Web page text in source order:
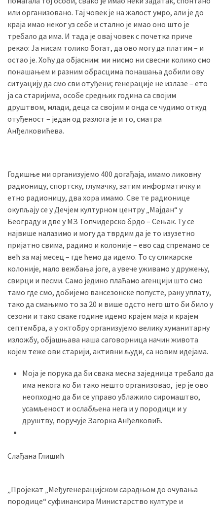
или организовано. Тај човек је на жалост умро, али је до
краја имао неког уз себе и стално је имао оно што је
требало да има. И тада је овај човек с почетка приче
рекао: Ја нисам толико богат, да ово могу да платим – и
остао је. Хоћу да објасним: ми нисмо ни свесни колико смо
понашањем и разним обрасцима понашања добили ову
ситуацију да смо сви отуђени; генерације не излазе – ето
ја са старијима, особе средњих година са својим
друштвом, млади, деца са својим и онда се чудимо откуд
отуђеност – један од разлога је и то, сматра
Анђелковићева.
Годишње ми организујемо 400 догађаја, имамо ликовну
радионицу, спортску, глумачку, затим информатичку и
етно радионицу, два хора имамо. Све те радионице
окупљају се у Дечјем културном центру „Мајдан“ у
Београду и две у МЗ Топчидерско брдо – Сењак. Ту се
највише налазимо и могу да тврдим да је то изузетно
пријатно свима, радимо и колоније – ево сад спремамо се
већ за мај месец – где ћемо да идемо. То су сликарске
колоније, мало вежбања јоге, а увече уживамо у дружењу,
свирци и песми. Само једино плаћамо агенцији што смо
тамо где смо, добијемо вансезонске попусте, рану уплату,
тако да смањимо то за 20 и више одсто него што би било у
сезони и тако сваке године идемо крајем маја и крајем
септембра, а у октобру организујемо велику хуманитарну
изложбу, објашњава наша саговорница начин живота
којем теже ови старији, активни људи, са новим идејама.
Моја је порука да би свака месна заједница требало да
има некога ко би тако нешто организовао, јер је ово
неопходно да би се управо ублажило сиромаштво,
усамљеност и ослабљена нега и у породици и у
друштву, поручује Загорка Анђелковић.
Слађана Глишић
„Пројекат „Међугенерацијском сарадњом до очувања
породице“ суфинансира Министарство културе и